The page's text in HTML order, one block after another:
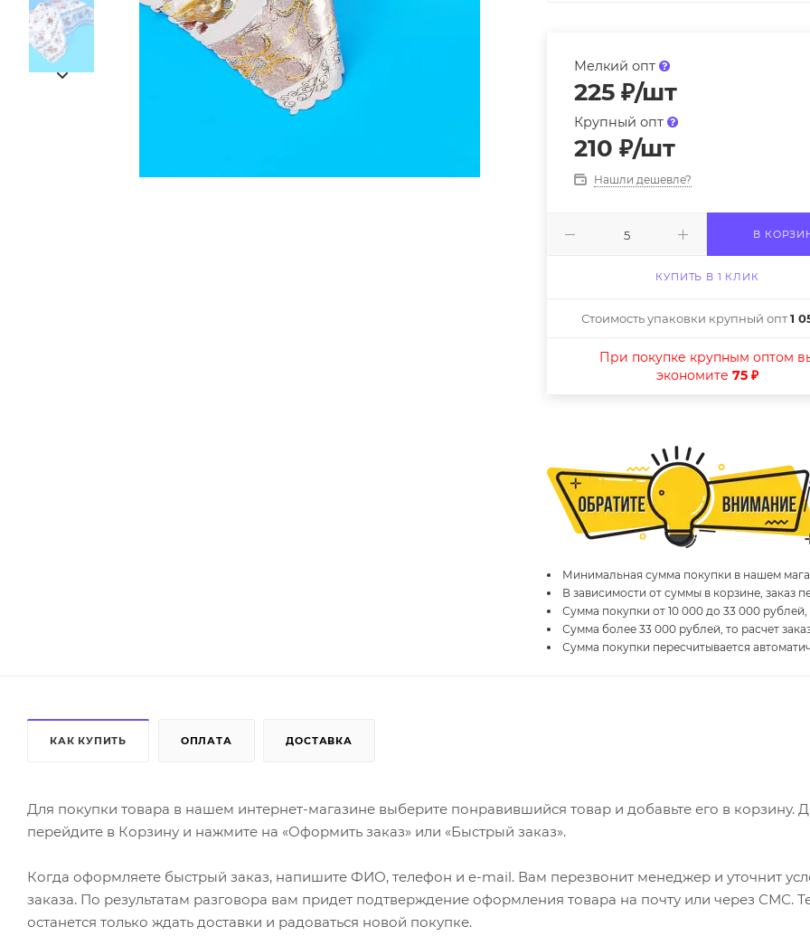
Мелкий опт
225 ₽/шт
Крупный опт
210 ₽/шт
Нашли дешевле?
В
КУПИТЬ В 1 КЛИК
Стоимость упаковки крупный опт1
При покупке крупным оптом
экономите 75 ₽
Минимальная сумма покупки в нашем
В зависимости от суммы в корзине, заказ
Сумма покупки от 10 000 до 33 000 рублей,
Сумма более 33 000 рублей, то расчет
Сумма покупки пересчитывается
КАК КУПИТЬ ОПЛАТА ДОСТАВКА
Для покупки товара в нашем интернет-магазине выберите понравившийся товар и добавьте его в корзину.
перейдите в Корзину и нажмите на «Оформить заказ» или «Быстрый заказ».
Когда оформляете быстрый заказ, напишите ФИО, телефон и e-mail. Вам перезвонит менеджер и уточнит
заказа. По результатам разговора вам придет подтверждение оформления товара на почту или через СМС.
останется только ждать доставки и радоваться новой покупке.